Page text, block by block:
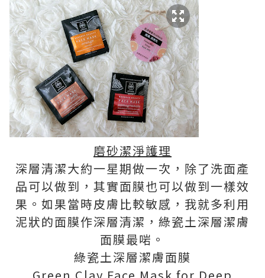
磨砂潔淨護理
深層清潔大約一星期做一次，除了洗面產
品可以做到，其實面膜也可以做到一樣效
果。如果當時皮膚比較敏感，我就多利用
泥狀的面膜作深層清潔，綠瓷土深層潔膚
面膜最啱。
綠瓷土深層潔膚面膜